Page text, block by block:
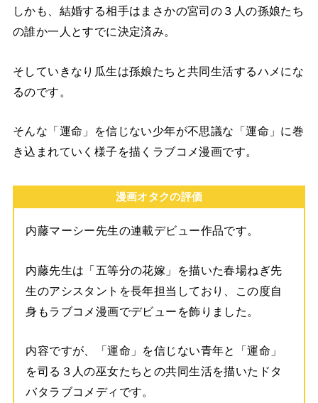
しかも、結婚する相手はまさかの宮司の３人の孫娘たち
の誰か一人とすでに決定済み。
そしていきなり瓜生は孫娘たちと共同生活するハメにな
るのです。
そんな「運命」を信じない少年が不思議な「運命」に巻
き込まれていく様子を描くラブコメ漫画です。
漫画オタクの評価
内藤マーシー先生の連載デビュー作品です。
内藤先生は「五等分の花嫁」を描いた春場ねぎ先
生のアシスタントを長年担当しており、この度自
身もラブコメ漫画でデビューを飾りました。
内容ですが、「運命」を信じない青年と「運命」
を司る３人の巫女たちとの共同生活を描いたドタ
バタラブコメディです。